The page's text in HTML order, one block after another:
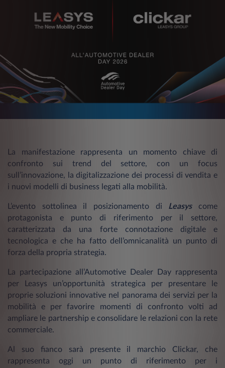
La manifestazione rappresenta un momento chiave di
confronto sui trend del settore, con un focus
sull’innovazione, la digitalizzazione dei processi di vendita e
i nuovi modelli di business legati alla mobilità.
L’evento sottolinea il posizionamento di Leasys
come
protagonista e punto di riferimento per il settore,
caratterizzata da una forte connotazione digitale e
tecnologica e che ha fatto dell’omnicanalità un punto di
forza della propria strategia.
La partecipazione all’Automotive Dealer Day rappresenta
per Leasys un’opportunità strategica per presentare le
proprie soluzioni innovative nel panorama dei servizi per la
mobilità e per favorire momenti di confronto volti ad
ampliare le partnership e consolidare le relazioni con la rete
commerciale.
Al suo fianco sarà presente il marchio Clickar, che
rappresenta oggi un punto di riferimento per i